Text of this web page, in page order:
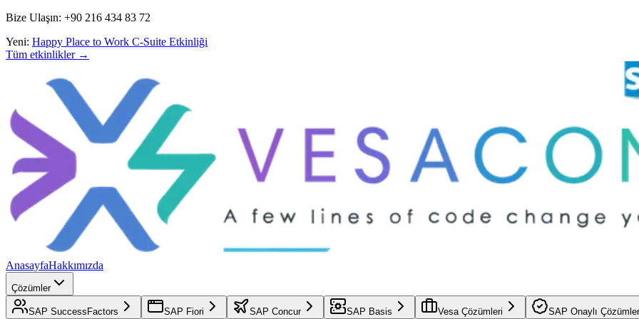
Bize Ulaşın: +90 216 434 83 72
Yeni: Happy Place to Work C-Suite Etkinliği
Tüm etkinlikler →
AnasayfaHakkımızda
Çözümler
SAP SuccessFactors SAP Fiori SAP Concur SAP Basis Vesa Çözümleri SAP Onaylı Çözümler